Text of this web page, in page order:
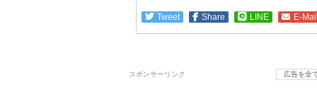
Tweet Share LINE E-
スポンサーリンク 広告を全